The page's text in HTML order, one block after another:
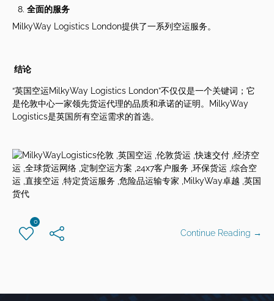
全面的服务
MilkyWay Logistics London提供了一系列空运服务。
结论
“英国空运MilkyWay Logistics London”不仅仅是一个关键词；它
是伦敦中心一家领先货运代理的品质和承诺的证明。MilkyWay
Logistics是英国所有空运需求的首选。
0
Continue Reading →